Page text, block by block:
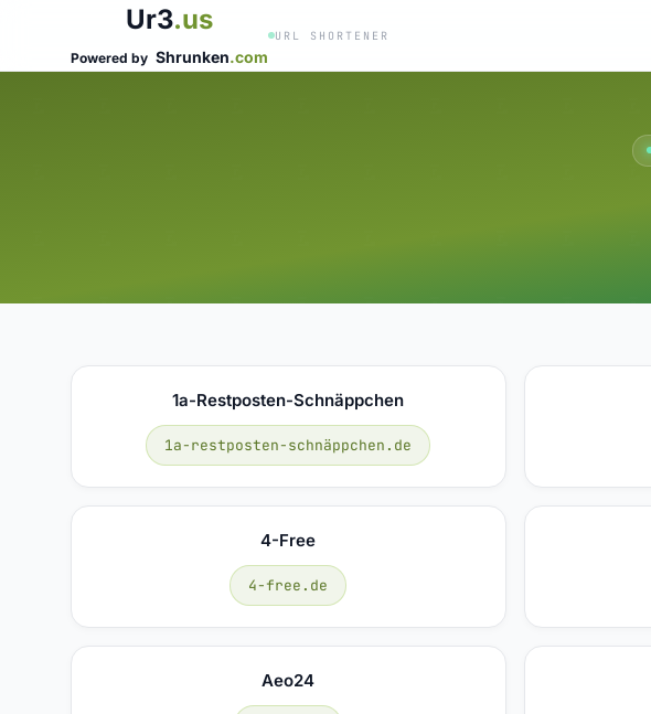
Ur3.us
Powered by Shrunken.com
URL SHORTENER
1a-Restposten-Schnäppchen
1a-restposten-schnäppchen.de
4-Free
4-free.de
Aeo24